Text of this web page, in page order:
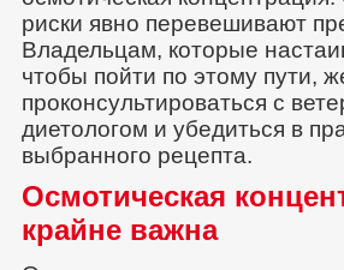
риски явно перевешивают
Владельцам, которые
чтобы пойти по этому пути,
проконсультироваться с
диетологом и убедиться в
выбранного рецепта.
Осмотическая
крайне важна